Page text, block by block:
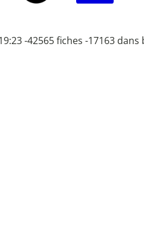
-42565 fiches -17163